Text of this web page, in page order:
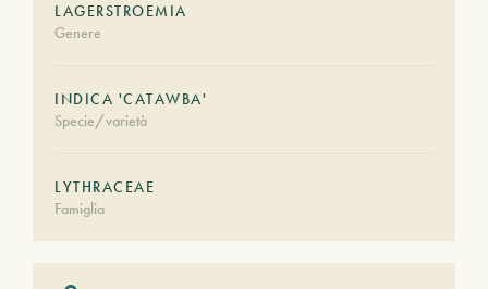
LAGERSTROEMIA
Genere
INDICA 'CATAWBA'
Specie/varietà
LYTHRACEAE
Famiglia